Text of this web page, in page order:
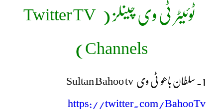
ٹوئیٹر ٹی وی چینلز ( Twitter TV
Channels)
1. سلطان باھو ٹی وی Sultan Bahoo tv
https://twitter.com/BahooTv